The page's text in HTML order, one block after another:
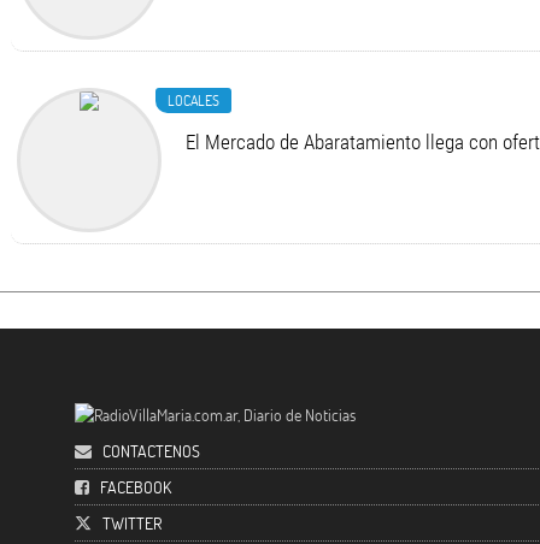
LOCALES
El Mercado de Abaratamiento llega con
CONTACTENOS
FACEBOOK
TWITTER